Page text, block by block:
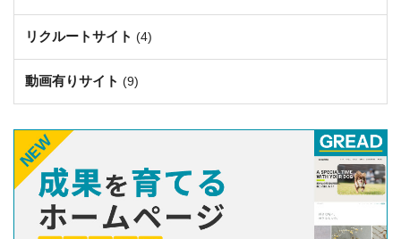
リクルートサイト (4)
動画有りサイト (9)